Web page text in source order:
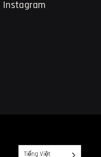
Instagram
Tiếng Việt